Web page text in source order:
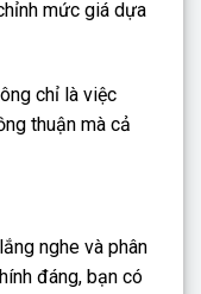
mức giá dựa
chỉ là việc
thuận mà cả
nghe và phân
đáng, bạn có